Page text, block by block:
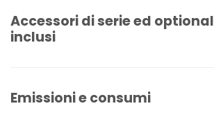
Accessori di serie ed optional
inclusi
Emissioni e consumi